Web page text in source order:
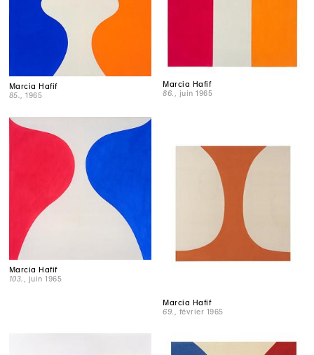
Marcia Hafif
85.
, 1965
Marcia Hafif
86.
, juin 1965
Marcia Hafif
103.
, juin 1965
Marcia Hafif
69.
, février 1965